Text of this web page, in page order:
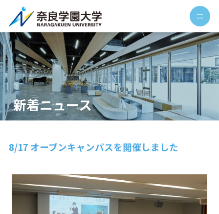
新着ニュース
8/17 オープンキャンパスを開催しました